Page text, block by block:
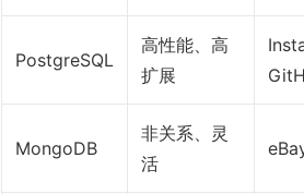
PostgreSQL
高性能、高
扩展
MongoDB
非关系、灵
活